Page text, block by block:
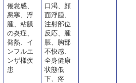
倦怠感、
悪寒、浮
腫、粘膜
の炎症、
発熱、イ
ンフルエ
ンザ様疾
患
口渇、顔
面浮腫、
注射部位
反応、腫
脹、胸部
不快感、
全身健康
状態低
下、疼